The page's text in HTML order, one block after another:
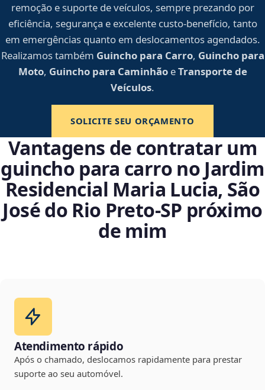
remoção e suporte de veículos, sempre prezando por
eficiência, segurança e excelente custo-benefício, tanto
em emergências quanto em deslocamentos agendados.
Realizamos também Guincho para Carro, Guincho para
Moto, Guincho para CaminhãoeTransporte de
Veículos.
SOLICITE SEU ORÇAMENTO
Vantagens de contratar um
guincho para carro no Jardim
Residencial Maria Lucia, São
José do Rio Preto‑SP próximo
de mim
Atendimento rápido
Após o chamado, deslocamos rapidamente para prestar
suporte ao seu automóvel.